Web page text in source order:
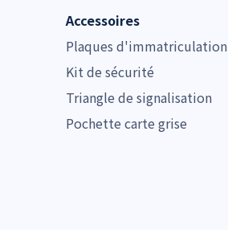
Accessoires
Plaques d'immatriculation
Kit de sécurité
Triangle de signalisation
Pochette carte grise